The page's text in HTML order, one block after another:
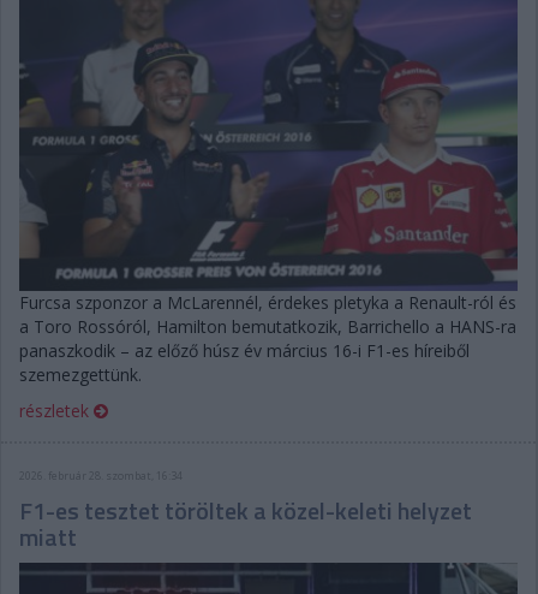
Furcsa szponzor a McLarennél, érdekes pletyka a Renault-ról és
a Toro Rossóról, Hamilton bemutatkozik, Barrichello a HANS-ra
panaszkodik – az előző húsz év március 16-i F1-es híreiből
szemezgettünk.
részletek
2026. február 28. szombat, 16:34
F1-es tesztet töröltek a közel-keleti helyzet
miatt